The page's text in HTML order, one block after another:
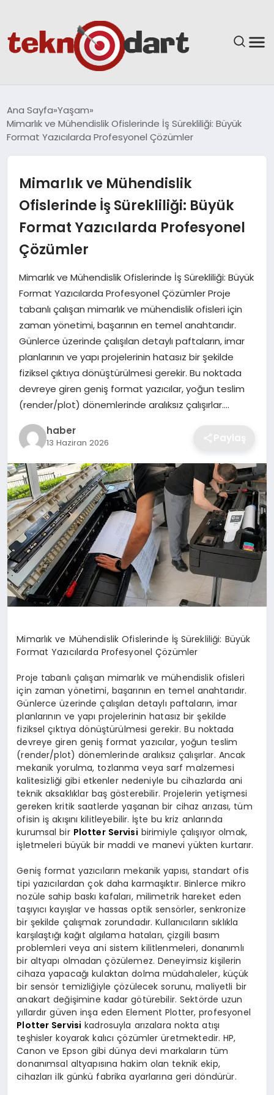
YAŞAM
GÜNDEM
SPOR
EKONOMI
MAGAZIN
OTOMOBIL
TEKNOLOJI
Ana Sayfa Yaşam
Mimarlık ve Mühendislik Ofislerinde İş Sürekliliği: Büyük
Format Yazıcılarda Profesyonel Çözümler
Mimarlık ve Mühendislik
Ofislerinde İş Sürekliliği: Büyük
Format Yazıcılarda Profesyonel
Çözümler
Mimarlık ve Mühendislik Ofislerinde İş Sürekliliği: Büyük
Format Yazıcılarda Profesyonel Çözümler Proje
tabanlı çalışan mimarlık ve mühendislik ofisleri için
zaman yönetimi, başarının en temel anahtarıdır.
Günlerce üzerinde çalışılan detaylı paftaların, imar
planlarının ve yapı projelerinin hatasız bir şekilde
fiziksel çıktıya dönüştürülmesi gerekir. Bu noktada
devreye giren geniş format yazıcılar, yoğun teslim
(render/plot) dönemlerinde aralıksız çalışırlar….
haber
13 Haziran 2026
Mimarlık ve Mühendislik Ofislerinde İş Sürekliliği: Büyük
Format Yazıcılarda Profesyonel Çözümler
Proje tabanlı çalışan mimarlık ve mühendislik ofisleri
için zaman yönetimi, başarının en temel anahtarıdır.
Günlerce üzerinde çalışılan detaylı paftaların, imar
planlarının ve yapı projelerinin hatasız bir şekilde
fiziksel çıktıya dönüştürülmesi gerekir. Bu noktada
devreye giren geniş format yazıcılar, yoğun teslim
(render/plot) dönemlerinde aralıksız çalışırlar. Ancak
mekanik yorulma, tozlanma veya sarf malzemesi
kalitesizliği gibi etkenler nedeniyle bu cihazlarda ani
teknik aksaklıklar baş gösterebilir. Projelerin yetişmesi
gereken kritik saatlerde yaşanan bir cihaz arızası, tüm
ofisin iş akışını kilitleyebilir. İşte bu kriz anlarında
kurumsal bir Plotter Servisi birimiyle çalışıyor olmak,
işletmeleri büyük bir maddi ve manevi yükten kurtarır.
Geniş format yazıcıların mekanik yapısı, standart ofis
tipi yazıcılardan çok daha karmaşıktır. Binlerce mikro
nozüle sahip baskı kafaları, milimetrik hareket eden
taşıyıcı kayışlar ve hassas optik sensörler, senkronize
bir şekilde çalışmak zorundadır. Kullanıcıların sıklıkla
karşılaştığı kağıt algılama hataları, çizgili basım
problemleri veya ani sistem kilitlenmeleri, donanımlı
bir altyapı olmadan çözülemez. Deneyimsiz kişilerin
cihaza yapacağı kulaktan dolma müdahaleler, küçük
bir sensör temizliğiyle çözülecek sorunu, maliyetli bir
anakart değişimine kadar götürebilir. Sektörde uzun
yıllardır güven inşa eden Element Plotter, profesyonel
Plotter Servisi kadrosuyla arızalara nokta atışı
teşhisler koyarak kalıcı çözümler üretmektedir. HP,
Canon ve Epson gibi dünya devi markaların tüm
donanımsal altyapısına hakim olan teknik ekip,
cihazları ilk günkü fabrika ayarlarına geri döndürür.